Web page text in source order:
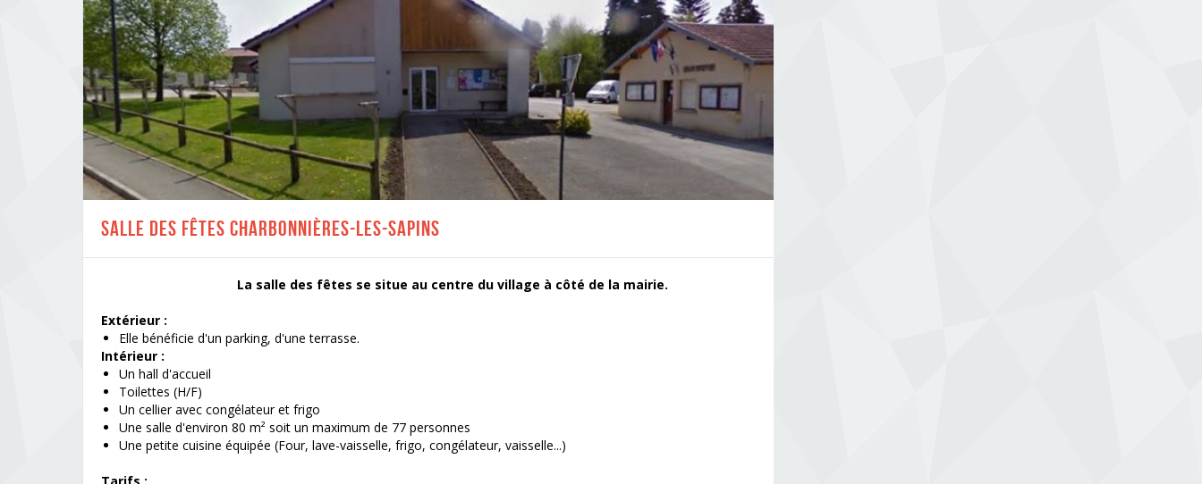
Salle des fêtes Charbonnières-les-sapins
La salle des fêtes se situe au centre du village à côté de la mairie.
Extérieur :
Elle bénéficie d'un parking, d'une terrasse.
Intérieur :
Un hall d'accueil
Toilettes (H/F)
Un cellier avec congélateur et frigo
Une salle d'environ 80 m² soit un maximum de 77 personnes
Une petite cuisine équipée (Four, lave-vaisselle, frigo, congélateur, vaisselle...)